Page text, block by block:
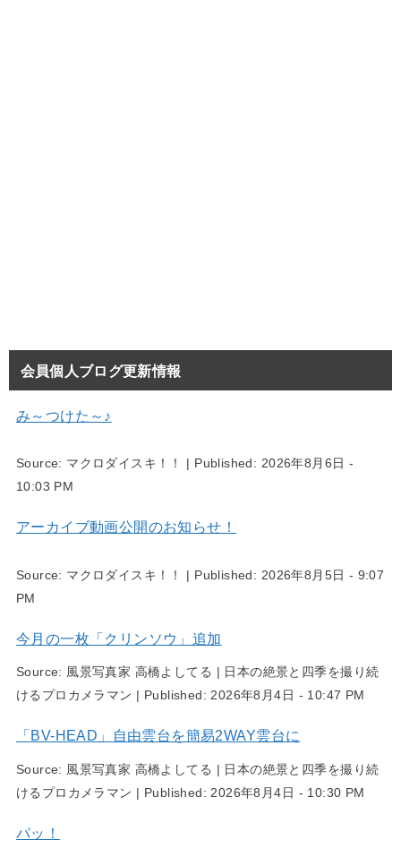
会員個人ブログ更新情報
み～つけた～♪
Source: マクロダイスキ！！ | Published: 2026年8月6日 -
10:03 PM
アーカイブ動画公開のお知らせ！
Source: マクロダイスキ！！ | Published: 2026年8月5日 - 9:07
PM
今月の一枚「クリンソウ」追加
Source: 風景写真家 高橋よしてる | 日本の絶景と四季を撮り続
けるプロカメラマン | Published:2026年8月4日 - 10:47 PM
「BV-HEAD」自由雲台を簡易2WAY雲台に
Source: 風景写真家 高橋よしてる | 日本の絶景と四季を撮り続
けるプロカメラマン | Published: 2026年8月4日 - 10:30 PM
パッ！